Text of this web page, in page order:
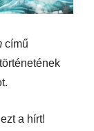
című
a hírt!